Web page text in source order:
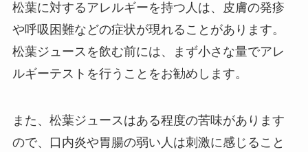
松葉に対するアレルギーを持つ人は、皮膚の発疹
や呼吸困難などの症状が現れることがあります。
松葉ジュースを飲む前には、まず小さな量でアレ
ルギーテストを行うことをお勧めします。
また、松葉ジュースはある程度の苦味があります
ので、口内炎や胃腸の弱い人は刺激に感じること